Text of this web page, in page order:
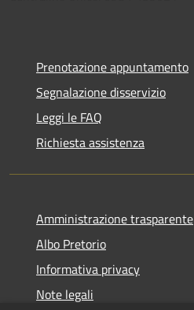
Prenotazione appuntamento
Segnalazione disservizio
Leggi le FAQ
Richiesta assistenza
Amministrazione trasparente
Albo Pretorio
Informativa privacy
Note legali